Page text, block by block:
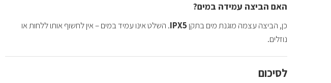
האם הביצה עמידה במים?
כן, הביצה עצמה מוגנת מים בתקןIPX5. השלט אינו עמיד במים – אין לחשוף אותו ללחות או
נוזלים.
לסיכום